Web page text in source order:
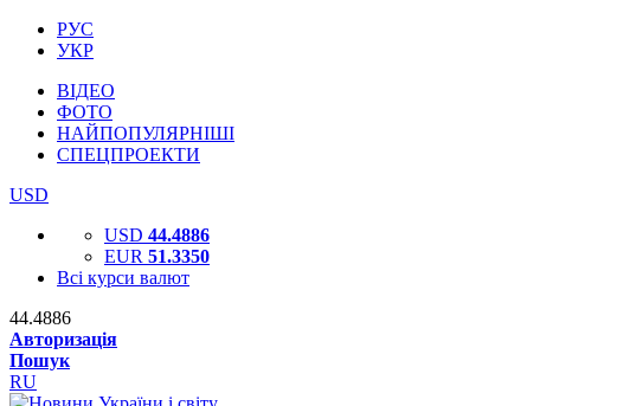
РУС
УКР
ВІДЕО
ФОТО
НАЙПОПУЛЯРНІШІ
СПЕЦПРОЕКТИ
USD
USD 44.4886
EUR 51.3350
Всі курси валют
44.4886
Авторизація
Пошук
RU